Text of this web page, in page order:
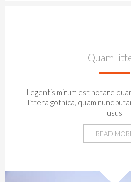
Quam
Legentis mirum est notare
littera gothica, quam nunc
usus
READ